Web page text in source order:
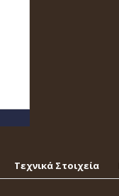
Τεχνικά Στοιχεία